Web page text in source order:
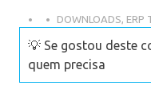
DOWNLOADS, ERP
💡 Se gostou deste
quem precisa